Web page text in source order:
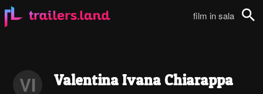
film in sala
VI Valentina Ivana Chiarappa